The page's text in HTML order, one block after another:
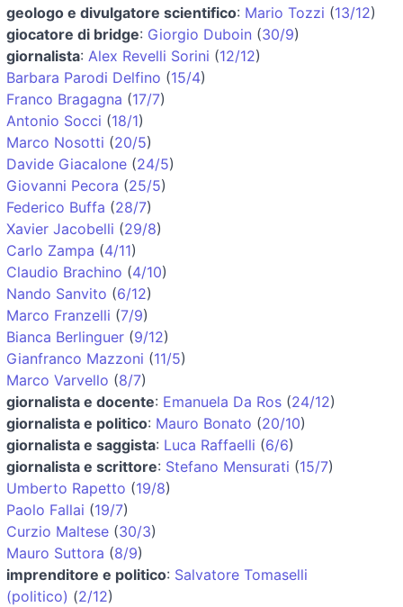
geologo e divulgatore scientifico: Mario Tozzi (13/12)
giocatore di bridge: Giorgio Duboin (30/9)
giornalista: Alex Revelli Sorini (12/12)
Barbara Parodi Delfino (15/4)
Franco Bragagna (17/7)
Antonio Socci (18/1)
Marco Nosotti (20/5)
Davide Giacalone (24/5)
Giovanni Pecora (25/5)
Federico Buffa (28/7)
Xavier Jacobelli (29/8)
Carlo Zampa (4/11)
Claudio Brachino (4/10)
Nando Sanvito (6/12)
Marco Franzelli (7/9)
Bianca Berlinguer (9/12)
Gianfranco Mazzoni (11/5)
Marco Varvello (8/7)
giornalista e docente: Emanuela Da Ros (24/12)
giornalista e politico: Mauro Bonato (20/10)
giornalista e saggista: Luca Raffaelli (6/6)
giornalista e scrittore: Stefano Mensurati (15/7)
Umberto Rapetto (19/8)
Paolo Fallai (19/7)
Curzio Maltese (30/3)
Mauro Suttora (8/9)
imprenditore e politico: Salvatore Tomaselli
(politico) (2/12)